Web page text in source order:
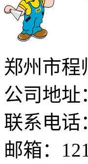
郑州市程
公司地址
联系电话
邮箱：